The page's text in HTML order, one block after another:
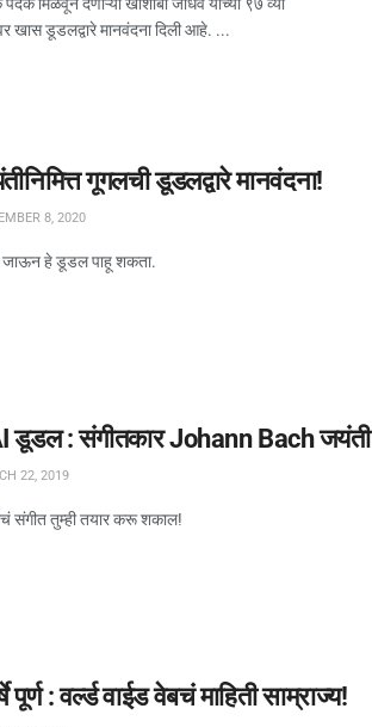
खास डूडलद्वारे मानवंदना दिली आहे. ...
गूगलची डूडलद्वारे मानवंदना!
8, 2020
जाऊन हे डूडल पाहू शकता.
: संगीतकार Johann Bach जयंती
22, 2019
संगीत तुम्ही तयार करू शकाल!
: वर्ल्ड वाईड वेबचं माहिती साम्राज्य!